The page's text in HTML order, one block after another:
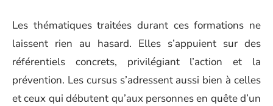
Les thématiques traitées durant ces formations ne
laissent rien au hasard. Elles s’appuient sur des
référentiels concrets, privilégiant l’action et la
prévention. Les cursus s’adressent aussi bien à celles
et ceux qui débutent qu’aux personnes en quête d’un